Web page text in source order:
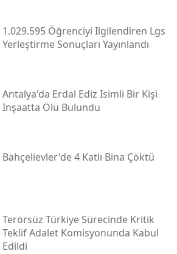
1.029.595 Öğrenciyi Ilgilendiren Lgs
Yerleştirme Sonuçları Yayınlandı
Antalya'da Erdal Ediz Isimli Bir Kişi
Inşaatta Ölü Bulundu
Bahçelievler'de 4 Katlı Bina Çöktü
Terörsüz Türkiye Sürecinde Kritik
Teklif Adalet Komisyonunda Kabul
Edildi